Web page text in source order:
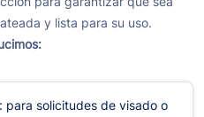
y lista para su uso.
: para solicitudes de visado o